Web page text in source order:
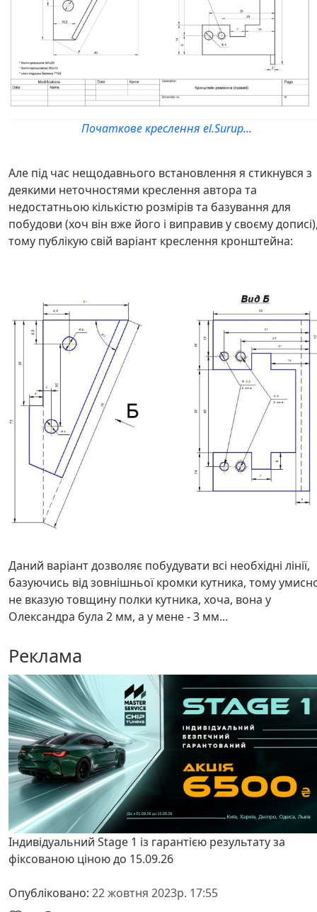
Початкове креслення el.Surup...
Але під час нещодавнього встановлення я стикнувся з
деякими неточностями креслення автора та
недостатньою кількістю розмірів та базування для
побудови (хоч він вже його і виправив у своєму
тому публікую свій варіант креслення кронштейна:
Даний варіант дозволяє побудувати всі необхідні лінії,
базуючись від зовнішньої кромки кутника, тому
не вказую товщину полки кутника, хоча, вона у
Олександра була 2 мм, а у мене - 3 мм...
Реклама
Індивідуальний Stage 1 із гарантією результату за
фіксованою ціною до 15.09.26
Опубліковано: 22 жовтня 2023р. 17:55